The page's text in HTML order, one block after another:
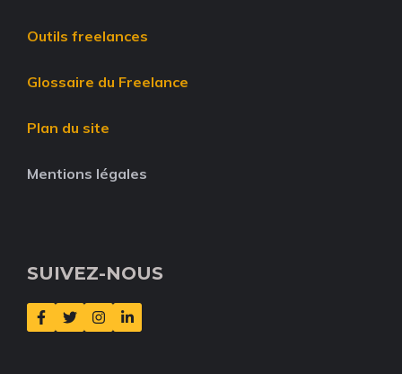
Outils freelances
Glossaire du Freelance
Plan du site
Mentions légales
SUIVEZ-NOUS